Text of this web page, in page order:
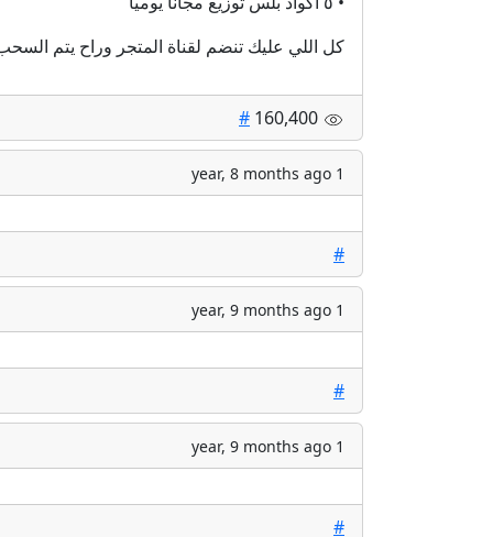
كل اللي عليك تنضم لقناة المتجر وراح يتم
#
1 year, 8 months ago
#
1 year, 9 months ago
#
1 year, 9 months ago
#